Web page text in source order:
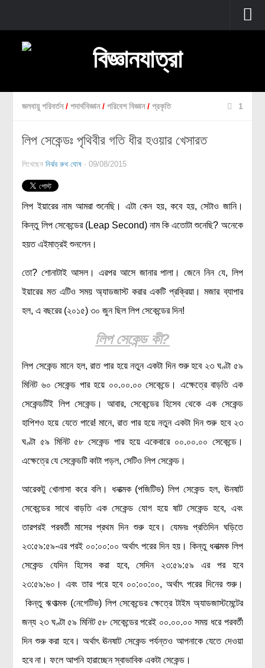
প্রচ্ছদ
জীববিজ্ঞান
প্রাণীবিজ্ঞান
বিবর্তন
মানবদেহ
অণুজীববিজ্ঞান
রসায়ন বিজ্ঞান
গণিত
প্রকৃতি
প্রাকৃতিক দুর্যোগ
জলবায়ু পরিবর্তন
পরিবেশ দূষণ
কম্পিউটার সায়েন্স
ইলেকট্রিক্যাল ইঞ্জিনিয়ারিং
জেনেটিক ইঞ্জিনিয়ারিং
বায়োটেকনোলজি
দৈনন্দিন জীবনে বিজ্ঞানের প্রয়োগ
মহাকাশ বিজ্ঞান
আমাদের সৌরজগৎ
সামাজিক বিজ্ঞান
অর্থনীতি
রাষ্ট্রবিজ্ঞান
জলবায়ু পরিবর্তন / পদার্থবিজ্ঞান / পরিবেশ বিজ্ঞান / প্রকৃতি 1
লিপ সেকেন্ডঃ পৃথিবীর গতি ধীর হওয়ার খেসারত
লিখেছেননির্ঝর রুথ ঘোষ · 09/08/2015
লিপ ইয়ারের নাম আমরা শুনেছি। এটা কেন হয়, কবে হয়, সেটাও জানি।
কিন্তু লিপ সেকেন্ডের (Leap Second) নাম কি এতোটা শুনেছি? অনেকে
হয়ত এইমাত্রই শুনলেন।
তো? শোনাটাই আসল। এরপর আসে জানার পালা। জেনে নিন যে, লিপ
ইয়ারের মত এটিও সময় অ্যাডজাস্ট করার একটি প্রক্রিয়া। মজার ব্যাপার
হল, এ বছরের (২০১৫) ৩০ জুন ছিল লিপ সেকেন্ডের দিন!
লিপ সেকেন্ড কী?
লিপ সেকেন্ড মানে হল, রাত পার হয়ে নতুন একটা দিন শুরু হবে ২৩ ঘণ্টা ৫৯
মিনিট ৬০ সেকেন্ড পার হয়ে ০০.০০.০০ সেকেন্ডে। এক্ষেত্রে বাড়তি এক
সেকেন্ডটিই লিপ সেকেন্ড। আবার, সেকেন্ডের হিসেব থেকে এক সেকেন্ড
হাপিশও হয়ে যেতে পারে! মানে, রাত পার হয়ে নতুন একটা দিন শুরু হবে ২৩
ঘণ্টা ৫৯ মিনিট ৫৮ সেকেন্ড পার হয়ে একেবারে ০০.০০.০০ সেকেন্ডে।
এক্ষেত্রে যে সেকেন্ডটি কাটা পড়ল, সেটিও লিপ সেকেন্ড।
আরেকটু খোলাসা করে বলি। ধনাত্মক (পজিটিভ) লিপ সেকেন্ড হল, ঊনষাট
সেকেন্ডের সাথে বাড়তি এক সেকেন্ড যোগ হয়ে ষাট সেকেন্ড হবে, এবং
তারপরই পরবর্তী মাসের প্রথম দিন শুরু হবে। যেমনঃ প্রতিদিন ঘড়িতে
২৩:৫৯:৫৯-এর পরই ০০:০০:০০ অর্থাৎ পরের দিন হয়। কিন্তু ধনাত্মক লিপ
সেকেন্ড যেদিন হিসেব করা হবে, সেদিন ২৩:৫৯:৫৯ এর পর হবে
২৩:৫৯:৬০। এবং তার পরে হবে ০০:০০:০০, অর্থাৎ পরের দিনের শুরু।
কিন্তু ঋণাত্মক (নেগেটিভ) লিপ সেকেন্ডের ক্ষেত্রে টাইম অ্যাডজাস্টমেন্টের
জন্য ২৩ ঘণ্টা ৫৯ মিনিট ৫৮ সেকেন্ডের পরেই ০০.০০.০০ সময় ধরে পরবর্তী
দিন শুরু করা হবে। অর্থাৎ ঊনষাট সেকেন্ড পর্যন্তও আপনাকে যেতে দেওয়া
হবে না। ফলে আপনি হারাচ্ছেন স্বাভাবিক একটা সেকেন্ড।